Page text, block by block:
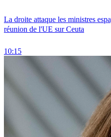
La droite attaque les ministres
réunion de l'UE sur Ceuta
10:15